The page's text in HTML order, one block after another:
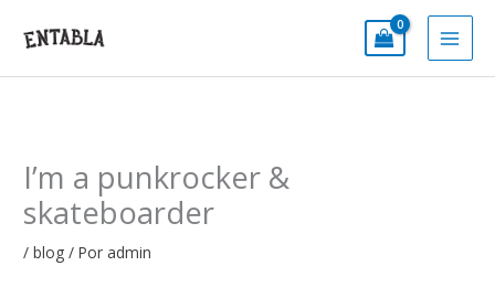
I’m a punkrocker &
skateboarder
/blog / Por admin